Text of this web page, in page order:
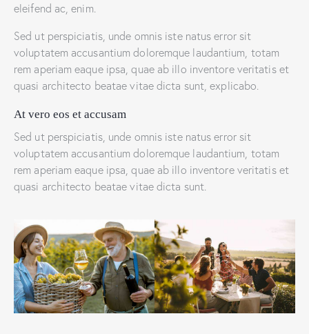
eleifend ac, enim.
Sed ut perspiciatis, unde omnis iste natus error sit
voluptatem accusantium doloremque laudantium, totam
rem aperiam eaque ipsa, quae ab illo inventore veritatis et
quasi architecto beatae vitae dicta sunt, explicabo.
At vero eos et accusam
Sed ut perspiciatis, unde omnis iste natus error sit
voluptatem accusantium doloremque laudantium, totam
rem aperiam eaque ipsa, quae ab illo inventore veritatis et
quasi architecto beatae vitae dicta sunt.